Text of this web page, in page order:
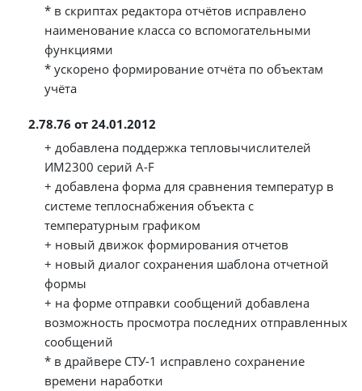
* в скриптах редактора отчётов исправлено
наименование класса со вспомогательными
функциями
* ускорено формирование отчёта по объектам
учёта
2.78.76 от 24.01.2012
+ добавлена поддержка тепловычислителей
ИМ2300 серий A-F
+ добавлена форма для сравнения температур в
системе теплоснабжения объекта с
температурным графиком
+ новый движок формирования отчетов
+ новый диалог сохранения шаблона отчетной
формы
+ на форме отправки сообщений добавлена
возможность просмотра последних отправленных
сообщений
* в драйвере СТУ-1 исправлено сохранение
времени наработки